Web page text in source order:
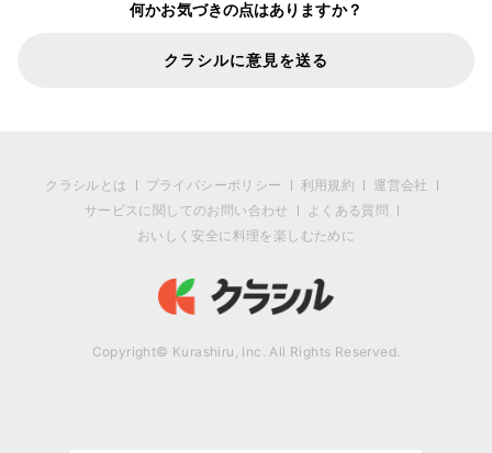
何かお気づきの点はありますか？
クラシルに意見を送る
クラシルとは プライバシーポリシー 利用規約
運営会社
サービスに関してのお問い合わせ
よくある質問
おいしく安全に料理を楽しむために
Copyright© Kurashiru, Inc. All Rights Reserved.